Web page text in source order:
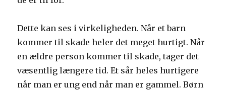
Dette kan ses i virkeligheden. Når et barn
kommer til skade heler det meget hurtigt. Når
en ældre person kommer til skade, tager det
væsentlig længere tid. Et sår heles hurtigere
når man er ung end når man er gammel. Børn